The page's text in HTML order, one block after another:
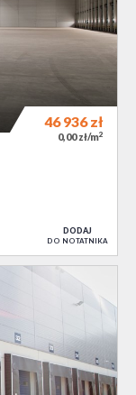
46 936zł
0,00 zł/m2
DODAJ
DO NOTATNIKA